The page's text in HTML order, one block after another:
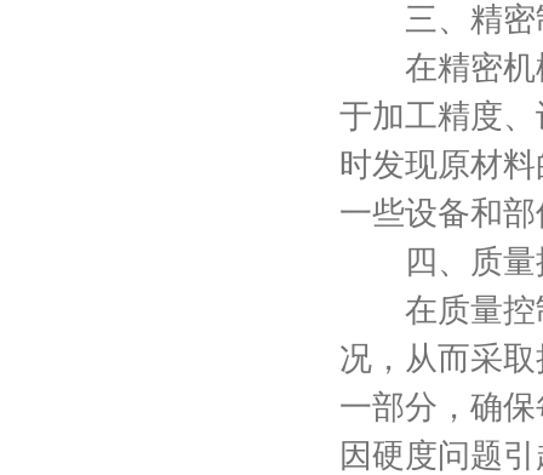
三、精密
在精密机械
于加工精度
时发现原材
一些设备和
四、质量
在质量控制
况，从而采
一部分，确
因硬度问题